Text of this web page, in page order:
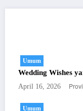
Umum
Wedding Wishes
April 16, 2026
Umum